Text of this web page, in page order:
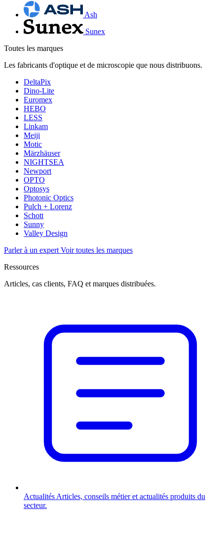
Ash
Sunex
Toutes les marques
Les fabricants d'optique et de microscopie que nous distribuons.
DeltaPix
Dino-Lite
Euromex
HEBO
LESS
Linkam
Meiji
Motic
Märzhäuser
NIGHTSEA
Newport
OPTO
Optosys
Photonic Optics
Pulch + Lorenz
Schott
Sunny
Valley Design
Parler à un expert Voir toutes les marques
Ressources
Articles, cas clients, FAQ et marques distribuées.
Actualités Articles, conseils métier et actualités produits du
secteur.